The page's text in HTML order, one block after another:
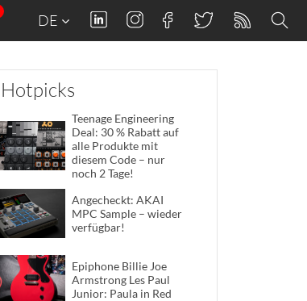
DE
Hotpicks
Teenage Engineering
Deal: 30 % Rabatt auf
alle Produkte mit
diesem Code – nur
noch 2 Tage!
Angecheckt: AKAI
MPC Sample – wieder
verfügbar!
Epiphone Billie Joe
Armstrong Les Paul
Junior: Paula in Red